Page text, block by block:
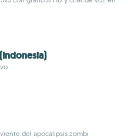
del apocalipsis zombi